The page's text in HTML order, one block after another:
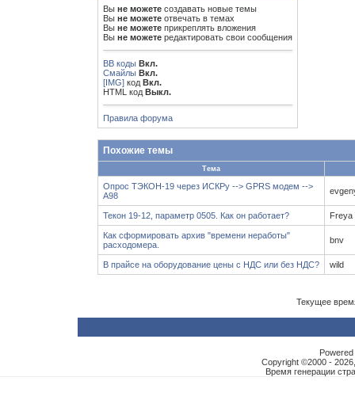
Вы не можете создавать новые темы
Вы не можете отвечать в темах
Вы не можете прикреплять вложения
Вы не можете редактировать свои сообщения
BB коды Вкл.
Смайлы Вкл.
[IMG] код Вкл.
HTML код Выкл.
Правила форума
Похожие темы
Тема
Опрос ТЭКОН-19 через ИСКРу --> GPRS модем -->
A98
Текон 19-12, параметр 0505. Как он работает? Freya
Как сформировать архив "времени неработы"
расходомера.
bnv
В прайсе на оборудование цены с НДС или без НДС? wild
Текущее
Copyright ©2000 -
Время генерации